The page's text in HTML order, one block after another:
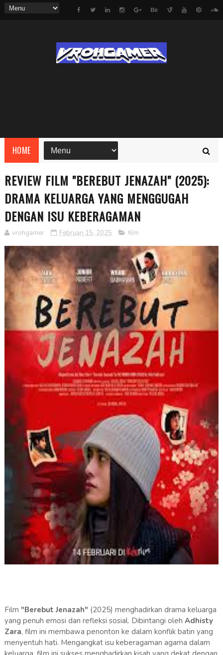
HOME
REVIEW FILM "BEREBUT JENAZAH" (2025):
DRAMA KELUARGA YANG MENGGUGAH
DENGAN ISU KEBERAGAMAN
vrohgamer Februari 15, 2025 film
Film "Berebut Jenazah" (2025) menghadirkan drama keluarga
yang penuh emosi dan refleksi sosial. Dibintangi oleh Adhisty
Zara, film ini membawa penonton ke dalam konflik batin yang
menyentuh hati. Mengangkat isu keberagaman agama dalam